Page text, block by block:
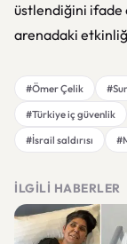
üstlendiğini ifade
arenadaki
#Ömer Çelik
#Türkiye iç güvenlik
#İsrail saldırısı
İLGILI HABERLER